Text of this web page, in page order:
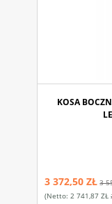
KOSA
3 372,50 ZŁ 3
(netto: 2 741,87 ZŁ